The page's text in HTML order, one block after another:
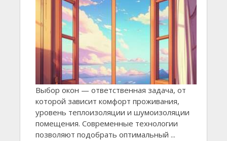
Выбор окон — ответственная задача, от
которой зависит комфорт проживания,
уровень теплоизоляции и шумоизоляции
помещения. Современные технологии
позволяют подобрать оптимальный ...